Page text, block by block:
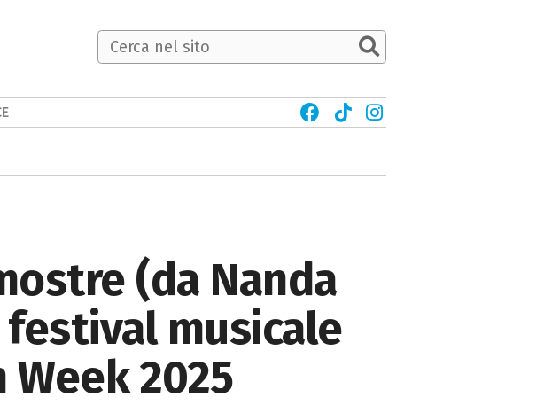
(da Nanda
festival musicale
2025